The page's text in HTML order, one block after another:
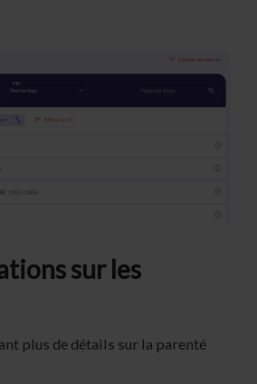
sur les
plus de détails sur la parenté